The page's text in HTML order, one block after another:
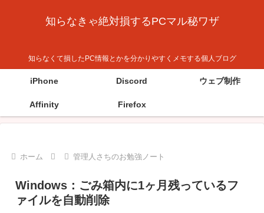
知らなきゃ絶対損するPCマル秘ワザ
知らなくて損したPC情報とかを分かりやすくメモする個人ブログ
iPhone Discord ウェブ制作
Affinity Firefox
ホーム 管理人さちのお勉強ノート
Windows：ごみ箱内に1ヶ月残っているフ
ァイルを自動削除